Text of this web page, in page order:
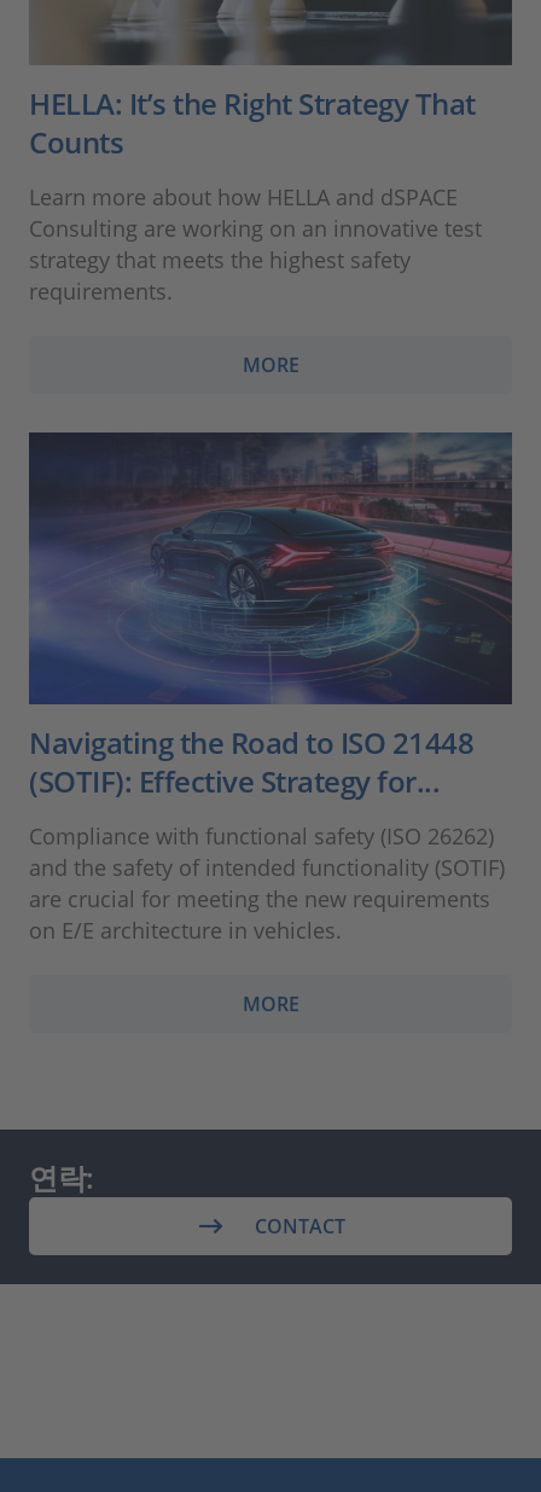
HELLA: It’s the Right Strategy That
Counts
Learn more about how HELLA and dSPACE
Consulting are working on an innovative test
strategy that meets the highest safety
requirements.
MORE
Navigating the Road to ISO 21448
(SOTIF): Effective Strategy for...
Compliance with functional safety (ISO 26262)
and the safety of intended functionality (SOTIF)
are crucial for meeting the new requirements
on E/E architecture in vehicles.
MORE
연락:
CONTACT